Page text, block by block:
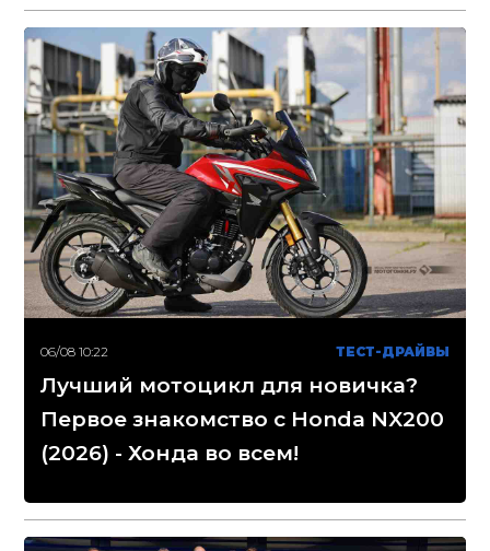
06/08 10:22 ТЕСТ-ДРАЙВЫ
Лучший мотоцикл для новичка?
Первое знакомство с Honda NX200
(2026) - Хонда во всем!